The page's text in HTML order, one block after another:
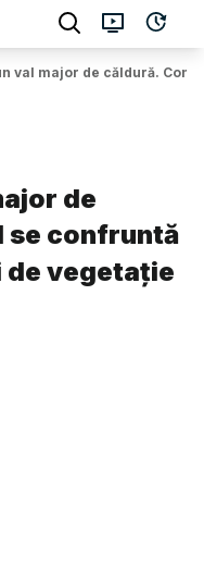
val major de căldură.
de
se confruntă
de vegetație